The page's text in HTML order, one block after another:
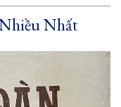
Nhất